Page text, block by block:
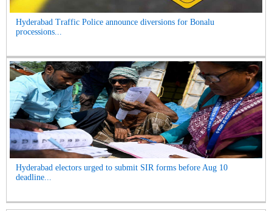
Hyderabad Traffic Police announce diversions for Bonalu
processions...
Hyderabad electors urged to submit SIR forms before Aug 10
deadline...